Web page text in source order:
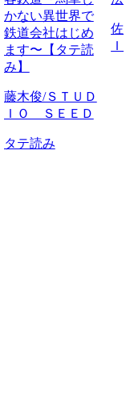
かない異世界で
鉄道会社はじめ
ます〜【タテ読
み】
藤木俊/ＳＴＵＤ
ＩＯ ＳＥＥＤ
タテ読み
佐